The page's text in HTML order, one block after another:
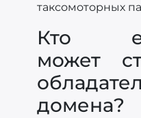
таксомоторных
Кто
может
домена?